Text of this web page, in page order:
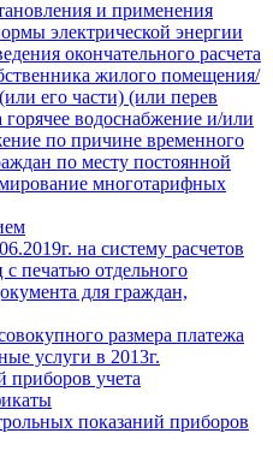
и применения
электрической энергии
окончательного расчета
жилого помещения/
его части) (или перев
горячее водоснабжение и/или
по причине временного
по месту постоянной
многотарифных
на систему расчетов
с печатью отдельного
для граждан,
размера платежа
услуги в 2013г.
приборов учета
показаний приборов